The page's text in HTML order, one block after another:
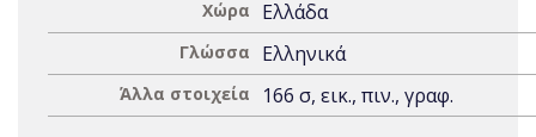
Χώρα Ελλάδα
Γλώσσα Ελληνικά
Άλλα στοιχεία 166 σ, εικ., πιν., γραφ.